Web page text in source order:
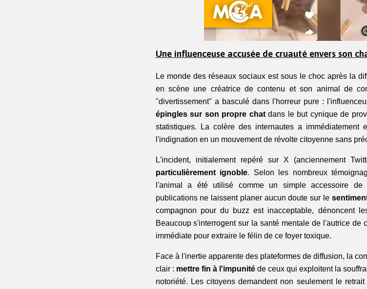
Une influenceuse accusée de cruauté envers son
Le monde des réseaux sociaux est sous le choc après la
en scène une créatrice de contenu et son animal de
"divertissement" a basculé dans l'horreur pure :
épingles sur son propre chat dans le but cynique de
statistiques. La colère des internautes a immédiatement
l'indignation en un mouvement de révolte citoyenne sans
particulièrement ignoble. Selon les nombreux
l'animal a été utilisé comme un simple accessoire de
publications ne laissent planer aucun doute sur le
compagnon pour du buzz est inacceptable, dénoncent
Beaucoup s'interrogent sur la santé mentale de l'autrice de
immédiate pour extraire le félin de ce foyer toxique.
Face à l'inertie apparente des plateformes de diffusion, la
clair : mettre fin à l'impunité de ceux qui exploitent la
notoriété. Les citoyens demandent non seulement le